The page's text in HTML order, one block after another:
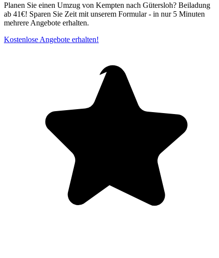
Planen Sie einen Umzug von Kempten nach Gütersloh? Beiladung
ab 41€! Sparen Sie Zeit mit unserem Formular - in nur 5 Minuten
mehrere Angebote erhalten.
Kostenlose Angebote erhalten!